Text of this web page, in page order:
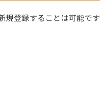
規登録することは可能です